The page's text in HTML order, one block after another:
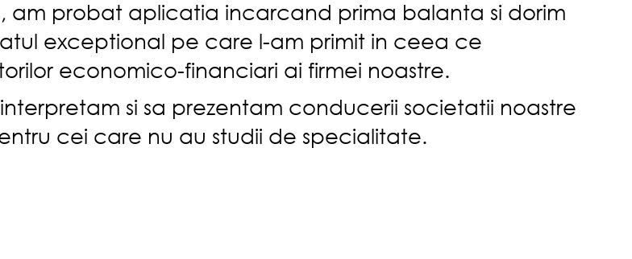
am probat aplicatia incarcand prima balanta si dorim
exceptional pe care l-am primit in ceea ce
economico-financiari ai firmei noastre.
si sa prezentam conducerii societatii noastre
cei care nu au studii de specialitate.